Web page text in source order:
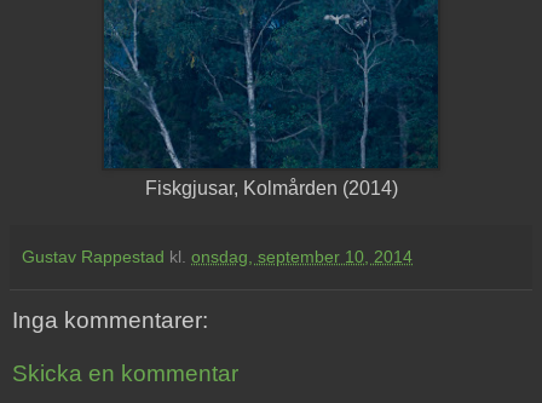
Fiskgjusar, Kolmården (2014)
Gustav Rappestad kl. onsdag, september 10, 2014
Inga kommentarer:
Skicka en kommentar